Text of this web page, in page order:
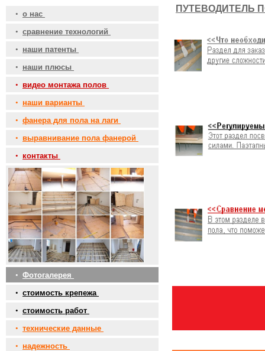
• о нас
• сравнение технологий
• наши патенты
• наши плюсы
• видео монтажа полов
• наши варианты
• фанера для пола на лаги
• выравнивание пола фанерой
• контакты
• Фотогалерея
• стоимость крепежа
• стоимость работ
• технические данные
• надежность
ПУТЕВОДИТЕЛЬ